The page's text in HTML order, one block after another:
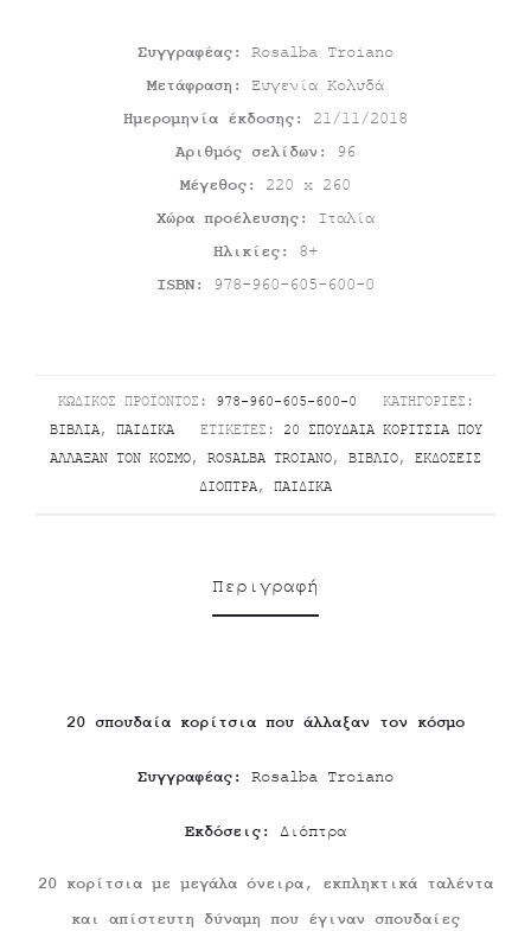
Συγγραφέας: Rosalba Troiano
Μετάφραση:
Ευγενία Κολυδά
Ημερομηνία έκδοσης: 21/11/2018
Αριθμός σελίδων:
96
Μέγεθος:
220 x 260
Χώρα προέλευσης:
Ιταλία
Ηλικίες:
8+
ISBN:
978-960-605-600-0
price
was:
€13.30.
τιμή
€11.97.
ΚΩΔΙΚΌΣ ΠΡΟΪΌΝΤΟΣ: 978-960-605-600-0
ΚΑΤΗΓΟΡΊΕΣ:
ΒΙΒΛΊΑ, ΠΑΙΔΙΚΆ ΕΤΙΚΈΤΕΣ:
20 ΣΠΟΥΔΑΊΑ ΚΟΡΊΤΣΙΑ ΠΟΥ
ΆΛΛΑΞΑΝ ΤΟΝ ΚΌΣΜΟ, ROSALBA TROIANO, ΒΙΒΛΊΟ, ΕΚΔΌΣΕΙΣ
ΔΙΌΠΤΡΑ, ΠΑΙΔΙΚΆ
Περιγραφή
20 σπουδαία κορίτσια που άλλαξαν τον κόσμο
Συγγραφέας: Rosalba Troiano
Εκδόσεις: Διόπτρα
20 κορίτσια με μεγάλα όνειρα, εκπληκτικά ταλέντα
και απίστευτη δύναμη που έγιναν σπουδαίες